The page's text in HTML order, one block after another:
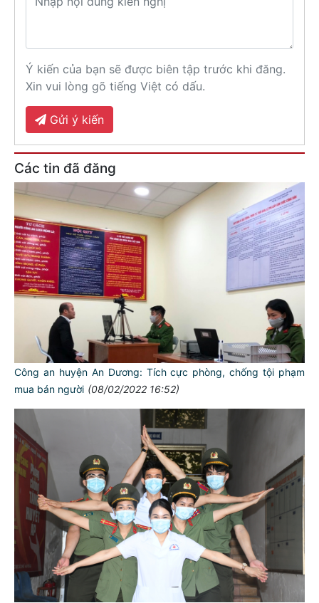
Ý kiến của bạn sẽ được biên tập trước khi đăng.
Xin vui lòng gõ tiếng Việt có dấu.
Gửi ý kiến
Các tin đã đăng
Công an huyện An Dương: Tích cực phòng, chống tội phạm
mua bán người (08/02/2022 16:52)